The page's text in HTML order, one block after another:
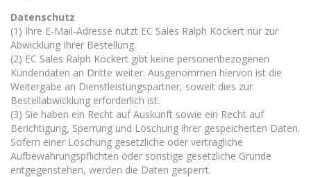
Datenschutz
(1) Ihre E-Mail-Adresse nutzt EC Sales Ralph Köckert nur zur
Abwicklung Ihrer Bestellung.
(2) EC Sales Ralph Köckert gibt keine personenbezogenen
Kundendaten an Dritte weiter. Ausgenommen hiervon ist die
Weitergabe an Dienstleistungspartner, soweit dies zur
Bestellabwicklung erforderlich ist.
(3) Sie haben ein Recht auf Auskunft sowie ein Recht auf
Berichtigung, Sperrung und Löschung ihrer gespeicherten Daten.
Sofern einer Löschung gesetzliche oder vertragliche
Aufbewahrungspflichten oder sonstige gesetzliche Gründe
entgegenstehen, werden die Daten gesperrt.